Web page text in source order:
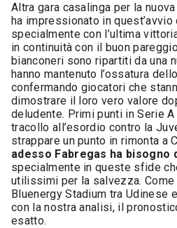
Altra gara casalinga per la nuova
ha impressionato in quest’avvio
specialmente con l’ultima
in continuità con il buon
bianconeri sono ripartiti da una
hanno mantenuto l’ossatura
confermando giocatori che
dimostrare il loro vero valore
deludente. Primi punti in Serie
tracollo all’esordio contro la
strappare un punto in rimonta a
adesso Fabregas ha bisogno
specialmente in queste sfide
utilissimi per la salvezza.
Bluenergy Stadium tra Udinese
con la nostra analisi, il
esatto.